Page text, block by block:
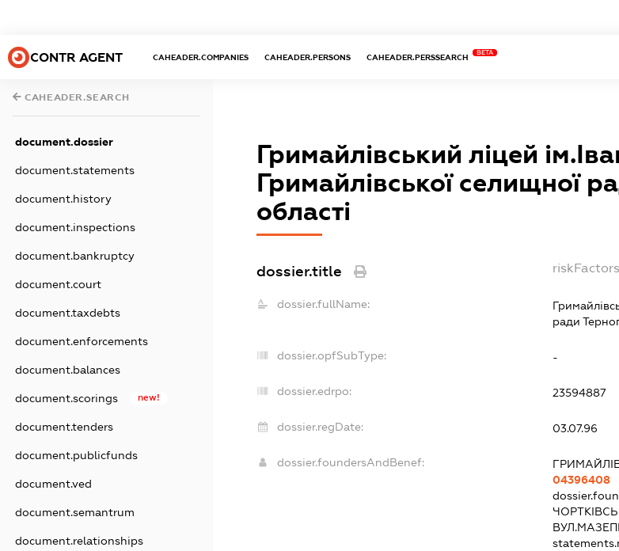
CONTR AGENT CAHEADER.COMPANIES CAHEADER.PERSONS CAHEADER.PERSSEARCH
BETA
CAHEADER.SEARCH
document.dossier
document.statements
document.history
document.inspections
document.bankruptcy
document.court
document.taxdebts
document.enforcements
document.balances
document.scorings new!
document.tenders
document.publicfunds
document.ved
document.semantrum
document.relationships
Гримайлівський ліцей
Гримайлівської селищної
області
dossier.title
dossier.fullName:
ради
dossier.opfSubType: -
dossier.edrpo: 23594887
dossier.regDate: 03.07.96
dossier.foundersAndBenef:
04396408